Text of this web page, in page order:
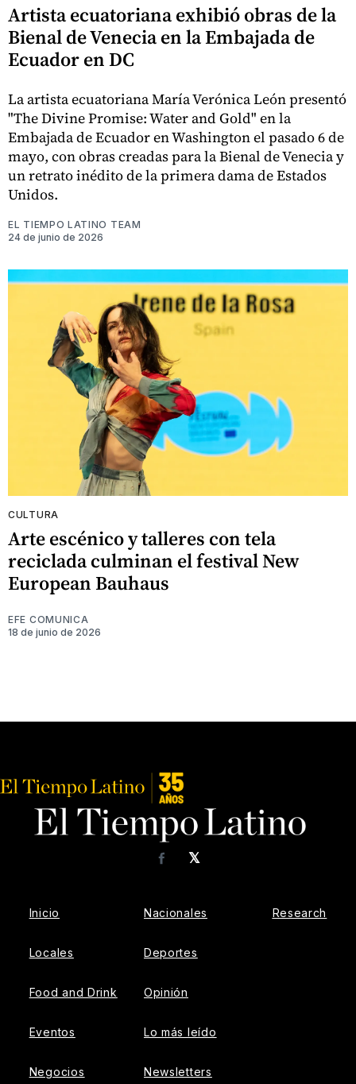
Artista ecuatoriana exhibió obras de la
Bienal de Venecia en la Embajada de
Ecuador en DC
La artista ecuatoriana María Verónica León presentó
"The Divine Promise: Water and Gold" en la
Embajada de Ecuador en Washington el pasado 6 de
mayo, con obras creadas para la Bienal de Venecia y
un retrato inédito de la primera dama de Estados
Unidos.
EL TIEMPO LATINO TEAM
24 de junio de 2026
CULTURA
Arte escénico y talleres con tela
reciclada culminan el festival New
European Bauhaus
EFE COMUNICA
18 de junio de 2026
𝕏
Facebook
Inicio
Locales
Food and Drink
Eventos
Negocios
Nacionales
Deportes
Opinión
Lo más leído
Newsletters
Research